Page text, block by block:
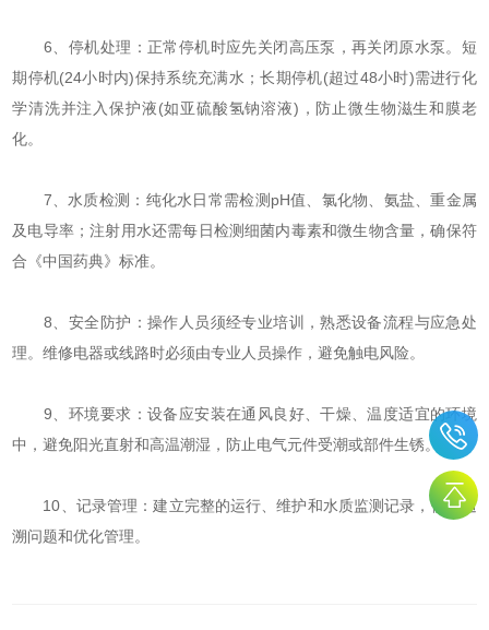
‌6、停机处理‌：正常停机时应先关闭高压泵，再关闭原水泵。短
期停机(24小时内)保持系统充满水；长期停机(超过48小时)需进行化
学清洗并注入保护液(如亚硫酸氢钠溶液)，防止微生物滋生和膜老
化。
‌7、水质检测‌：纯化水日常需检测pH值、氯化物、氨盐、重金属
及电导率；注射用水还需每日检测细菌内毒素和微生物含量，确保符
合《中国药典》标准。
‌8、安全防护‌：操作人员须经专业培训，熟悉设备流程与应急处
理。维修电器或线路时必须由专业人员操作，避免触电风险。
‌9、环境要求‌：设备应安装在通风良好、干燥、温度适宜的环境
中，避免阳光直射和高温潮湿，防止电气元件受潮或部件生锈。
‌10、记录管理‌：建立完整的运行、维护和水质监测记录，便于追
溯问题和优化管理。